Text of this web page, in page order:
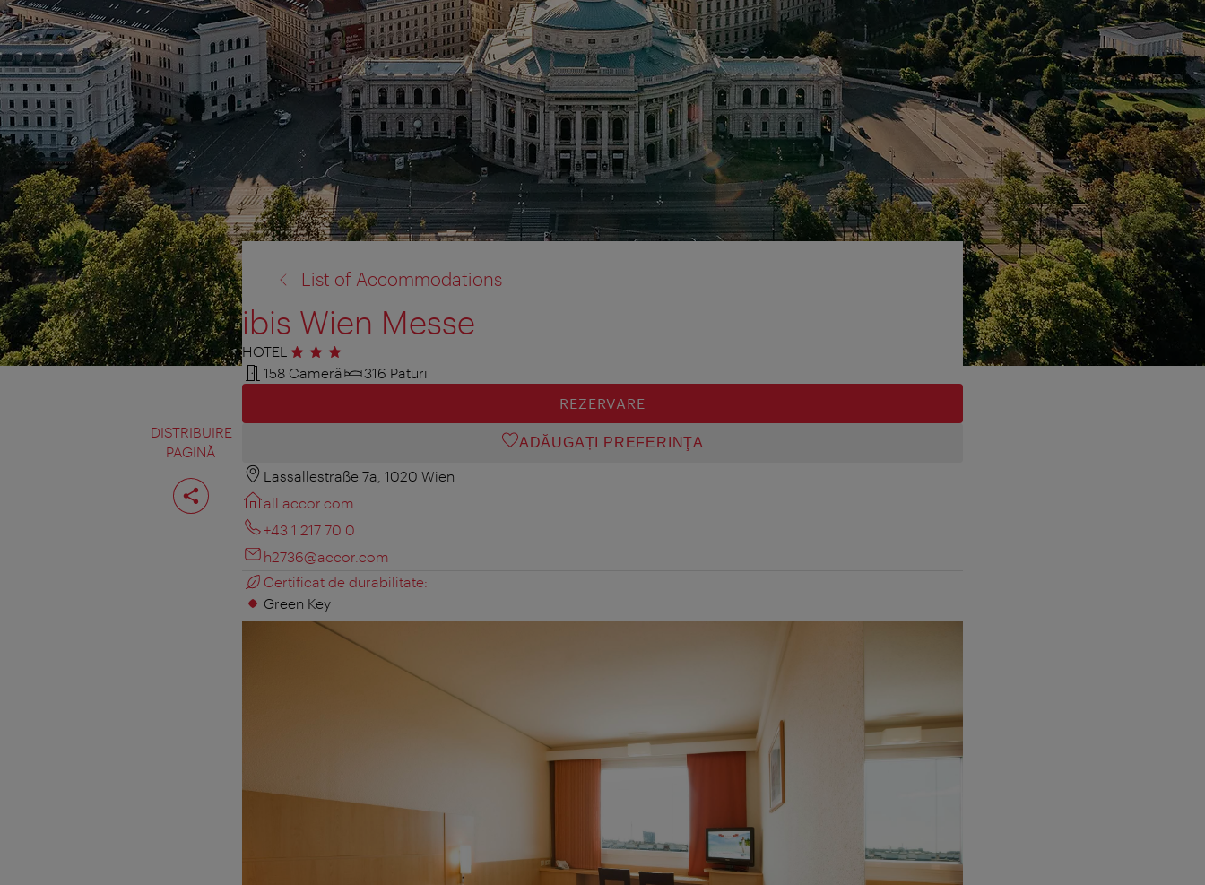
DISTRIBUIRE
PAGINĂ
Distribuiţi
pagina
List of Accommodations
ibis Wien Messe
HOTEL 3 stele
158 Cameră
316 Paturi
REZERVARE
ADĂUGAȚI PREFERINŢA
Lassallestraße 7a, 1020 Wien
all.accor.com
+43 1 217 70 0
h2736@accor.com
Certificat de durabilitate:
Green Key